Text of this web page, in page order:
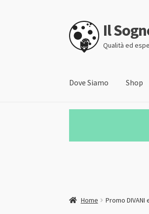
Vai
alla
navigazione
Vai
al
contenuto
Il
Qualità ed
Dove Siamo Shop
Home Promo DIVANI